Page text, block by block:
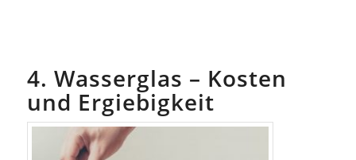
4. Wasserglas – Kosten
und Ergiebigkeit